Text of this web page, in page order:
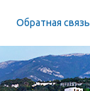
Обратная связь